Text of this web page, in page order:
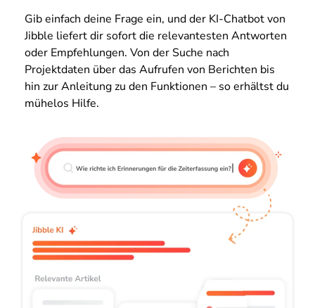
Gib einfach deine Frage ein, und der KI-Chatbot von
Jibble liefert dir sofort die relevantesten Antworten
oder Empfehlungen. Von der Suche nach
Projektdaten über das Aufrufen von Berichten bis
hin zur Anleitung zu den Funktionen – so erhältst du
mühelos Hilfe.